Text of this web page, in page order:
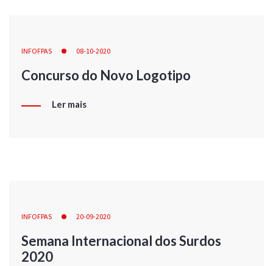
INFOFPAS 08-10-2020
Concurso do Novo Logotipo
Ler mais
INFOFPAS 20-09-2020
Semana Internacional dos Surdos
2020